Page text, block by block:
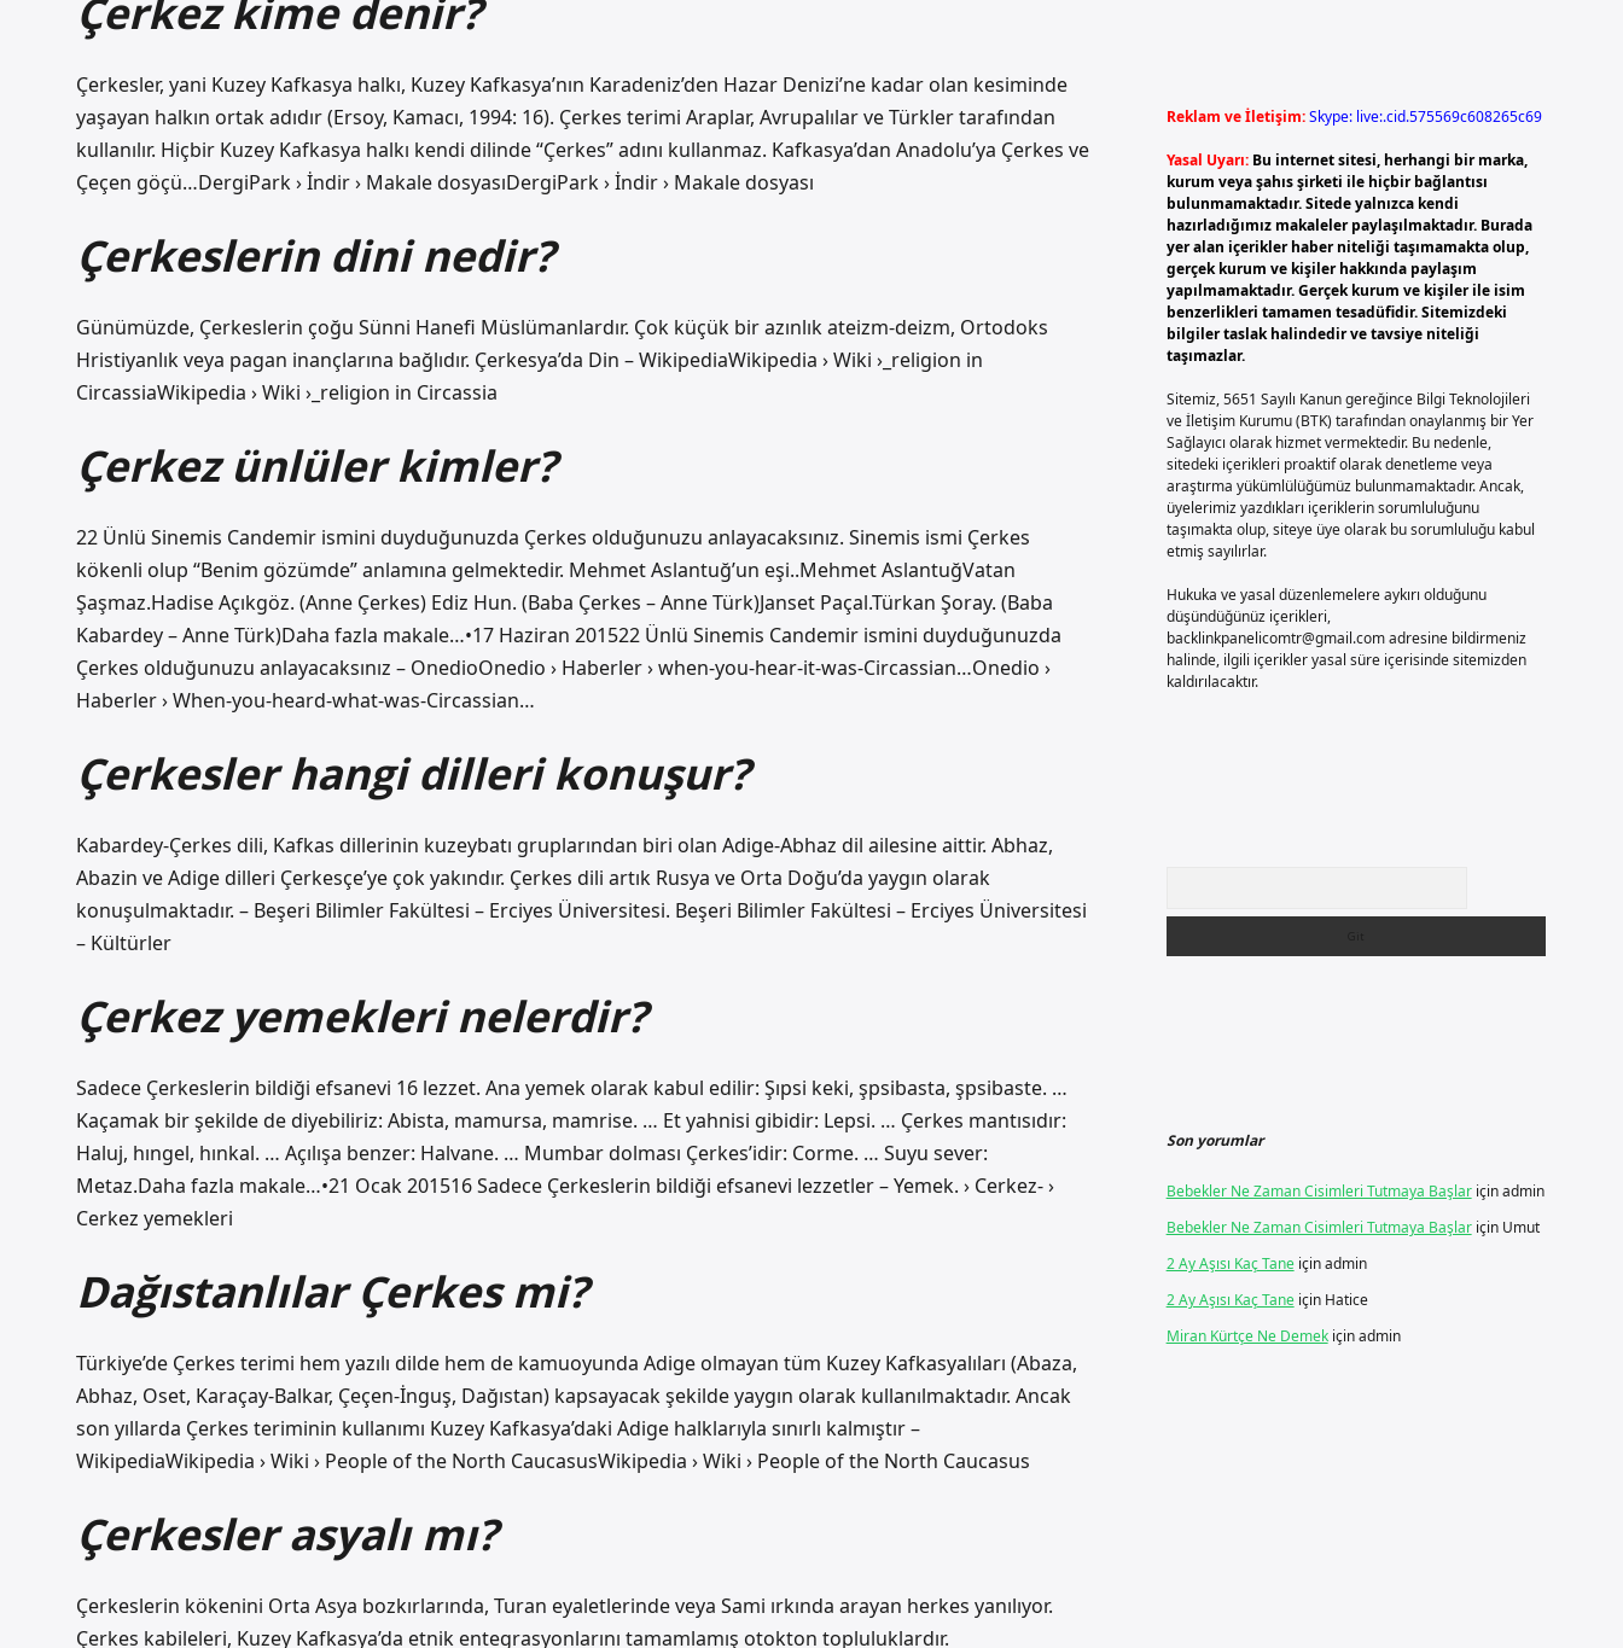
Çerkez kime denir?
Çerkesler, yani Kuzey Kafkasya halkı, Kuzey Kafkasya’nın Karadeniz’den Hazar Denizi’ne kadar olan kesiminde
yaşayan halkın ortak adıdır (Ersoy, Kamacı, 1994: 16). Çerkes terimi Araplar, Avrupalılar ve Türkler tarafından
kullanılır. Hiçbir Kuzey Kafkasya halkı kendi dilinde “Çerkes” adını kullanmaz. Kafkasya’dan Anadolu’ya Çerkes ve
Çeçen göçü…DergiPark › İndir › Makale dosyasıDergiPark › İndir › Makale dosyası
Çerkeslerin dini nedir?
Günümüzde, Çerkeslerin çoğu Sünni Hanefi Müslümanlardır. Çok küçük bir azınlık ateizm-deizm, Ortodoks
Hristiyanlık veya pagan inançlarına bağlıdır. Çerkesya’da Din – WikipediaWikipedia › Wiki ›_religion in
CircassiaWikipedia › Wiki ›_religion in Circassia
Çerkez ünlüler kimler?
22 Ünlü Sinemis Candemir ismini duyduğunuzda Çerkes olduğunuzu anlayacaksınız. Sinemis ismi Çerkes
kökenli olup “Benim gözümde” anlamına gelmektedir. Mehmet Aslantuğ’un eşi..Mehmet AslantuğVatan
Şaşmaz.Hadise Açıkgöz. (Anne Çerkes) Ediz Hun. (Baba Çerkes – Anne Türk)Janset Paçal.Türkan Şoray. (Baba
Kabardey – Anne Türk)Daha fazla makale…•17 Haziran 201522 Ünlü Sinemis Candemir ismini duyduğunuzda
Çerkes olduğunuzu anlayacaksınız – OnedioOnedio › Haberler › when-you-hear-it-was-Circassian…Onedio ›
Haberler › When-you-heard-what-was-Circassian…
Çerkesler hangi dilleri konuşur?
Kabardey-Çerkes dili, Kafkas dillerinin kuzeybatı gruplarından biri olan Adige-Abhaz dil ailesine aittir. Abhaz,
Abazin ve Adige dilleri Çerkesçe’ye çok yakındır. Çerkes dili artık Rusya ve Orta Doğu’da yaygın olarak
konuşulmaktadır. – Beşeri Bilimler Fakültesi – Erciyes Üniversitesi. Beşeri Bilimler Fakültesi – Erciyes Üniversitesi
– Kültürler
Çerkez yemekleri nelerdir?
Sadece Çerkeslerin bildiği efsanevi 16 lezzet. Ana yemek olarak kabul edilir: Şıpsi keki, şpsibasta, şpsibaste. …
Kaçamak bir şekilde de diyebiliriz: Abista, mamursa, mamrise. … Et yahnisi gibidir: Lepsi. … Çerkes mantısıdır:
Haluj, hıngel, hınkal. … Açılışa benzer: Halvane. … Mumbar dolması Çerkes’idir: Corme. … Suyu sever:
Metaz.Daha fazla makale…•21 Ocak 201516 Sadece Çerkeslerin bildiği efsanevi lezzetler – Yemek. › Cerkez- ›
Cerkez yemekleri
Dağıstanlılar Çerkes mi?
Türkiye’de Çerkes terimi hem yazılı dilde hem de kamuoyunda Adige olmayan tüm Kuzey Kafkasyalıları (Abaza,
Abhaz, Oset, Karaçay-Balkar, Çeçen-İnguş, Dağıstan) kapsayacak şekilde yaygın olarak kullanılmaktadır. Ancak
son yıllarda Çerkes teriminin kullanımı Kuzey Kafkasya’daki Adige halklarıyla sınırlı kalmıştır –
WikipediaWikipedia › Wiki › People of the North CaucasusWikipedia › Wiki › People of the North Caucasus
Çerkesler asyalı mı?
Çerkeslerin kökenini Orta Asya bozkırlarında, Turan eyaletlerinde veya Sami ırkında arayan herkes yanılıyor.
Çerkes kabileleri, Kuzey Kafkasya’da etnik entegrasyonlarını tamamlamış otokton topluluklardır.
Reklam ve İletişim:Skype: live:.cid.575569c608265c69
Yasal Uyarı: Bu internet sitesi, herhangi bir marka,
kurum veya şahıs şirketi ile hiçbir bağlantısı
bulunmamaktadır. Sitede yalnızca kendi
hazırladığımız makaleler paylaşılmaktadır. Burada
yer alan içerikler haber niteliği taşımamakta olup,
gerçek kurum ve kişiler hakkında paylaşım
yapılmamaktadır. Gerçek kurum ve kişiler ile isim
benzerlikleri tamamen tesadüfidir. Sitemizdeki
bilgiler taslak halindedir ve tavsiye niteliği
taşımazlar.
Sitemiz, 5651 Sayılı Kanun gereğince Bilgi Teknolojileri
ve İletişim Kurumu (BTK) tarafından onaylanmış bir Yer
Sağlayıcı olarak hizmet vermektedir. Bu nedenle,
sitedeki içerikleri proaktif olarak denetleme veya
araştırma yükümlülüğümüz bulunmamaktadır. Ancak,
üyelerimiz yazdıkları içeriklerin sorumluluğunu
taşımakta olup, siteye üye olarak bu sorumluluğu kabul
etmiş sayılırlar.
Hukuka ve yasal düzenlemelere aykırı olduğunu
düşündüğünüz içerikleri,
backlinkpanelicomtr@gmail.comadresine bildirmeniz
halinde, ilgili içerikler yasal süre içerisinde sitemizden
kaldırılacaktır.
Son yorumlar
Bebekler Ne Zaman Cisimleri Tutmaya Başlariçinadmin
Bebekler Ne Zaman Cisimleri Tutmaya Başlariçin Umut
2 Ay Aşısı Kaç Taneiçinadmin
2 Ay Aşısı Kaç Taneiçin Hatice
Miran Kürtçe Ne Demekiçinadmin